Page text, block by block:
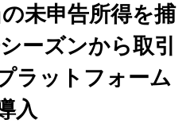
未申告所得を捕
ーズンから取引
ラットフォーム
入